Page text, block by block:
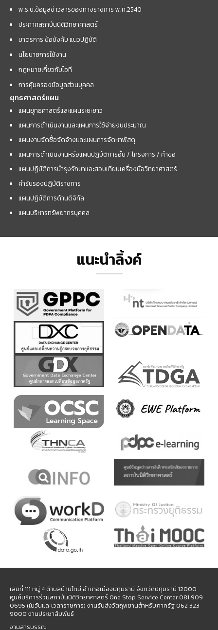
พ.ร.บ.ข้อมูลข่าวสารของทางราชการ พ.ศ.2540
ประกาศสถาบันนิติวิทยาศาสตร์
มาตรการ ข้อบังคับ แนวปฏิบัติ
นโยบายการใช้งาน
กฎหมายเกี่ยวกับไอที
การคุ้มครองข้อมูลส่วนบุคคล
ยุทธศาสตร์แผน
แผนยุทธศาสตร์และแผนระยะยาว
แผนการดำเนินงานและแผนการใช้จ่ายงบประมาณ
แผนงานจัดซื้อจัดจ้างและแผนการจัดหาพัสดุ
แผนการดำเนินงานหรือแผนปฏิบัติการอื่น / โครงการ / คำขอ
แผนปฏิบัติการบำรุงรักษาและสอบเทียบเครื่องมือวิทยาศาสตร์
คำรับรองปฏิบัติราชการ
แผนปฏิบัติการด้านดิจิทัล
แผนบริหารทรัพยากรบุคคล
แนะนำลิ้งค์
เลขที่ 111 หมู่ 4 ตำบลบ้านใหม่ อำเภอเมืองปทุมธานี จังหวัดปทุมธานี 12000
ศูนย์บริการร่วมสถาบันนิติวิทยาศาสตร์ One Stop Service Center 081 909
0695 (ในวันและเวลาราชการ) งานรับส่งวัตถุพยานสำหรับภาครัฐ 062 323
9000 งานประชาสัมพันธ์
งานสารบรรณ